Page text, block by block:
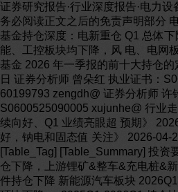
证券研究报告·行业深度报告·电力设备 东吴证券研究所 1 / 19 请务必阅读正文之后的免责声明部分 电力设备行业深度报告 26Q1 基金持仓深度：电新重仓 Q1 总体下降， 电动车、光伏、储能、工控板块均下降，风 电、电网板块上升 ——基于 13680 支基金 2026 年一季报的前十大持仓的定量分析 2026 年 04 月 27 日 证券分析师 曾朵红 执业证书：S0600516080001 021-60199793 zengdh@ 证券分析师 许钧赫 执业证书：S0600525090005 xujunhe@ 行业走势 相关研究 《锂电景气持续向好、Q1 业绩亮眼超 预期》 2026-04-27 《锂电景气持续向好，钠电和固态值 关注》 2026-04-20 增持（维持） [Table_Tag] [Table_Summary] 投资要点 ◼ 新能源汽车：总体持仓下降，上游锂矿&整车&充电桩&新技术上升， 中游&核心零部件持仓下降 新能源汽车板块 2026Q1 持仓占总市值比重为 %，环比下降 。 2025Q1-2026Q1 持仓比例分别为 %、%、%、%、%。1） 上游锂矿 2026Q1 整体持仓上升 至 %；2）中游持仓整体下降 至 %，正极、负极、隔膜、六氟磷酸锂及电解液、添加剂、铝箔、铜箔持 仓上升，电池、结构件持仓下降；3）整车、充电桩 2026Q1 持仓上升，核心零 部件持仓下降；4）新技术板块 2026Q1 下降 至 %，钠电池持仓下 降，复合集流体持仓上涨。 ◼ 新能源：光伏下降，风电、核电上升 光伏板块 2026Q1 持仓占总市值比重环比下降至 %，环比 ， 2025Q1-2026Q1 持仓比例分别 %、%、%、%、%。电池持 仓上升，硅料、硅片、组件、逆变器持仓下降。1）硅料环节下降 ；2） 硅片环节下降 ；3）电池上升 ；4）一体化组件下降 ；5） 逆变器环节下降 ；6）辅材环节：胶膜、EPC、银浆、石英坩埚上升， 玻璃、支架、设备、金刚线下降。 风电板块 2026Q1 持仓占总市值比重环比上升至 %（+），2025Q1- 2026Q1 分别 %、%、%、%、%。1）整机环节上升 ； 2）塔筒&海桩环节上升 ；3）海缆环节上升 ；4）铸锻件、结构 件环节上升 ;5）轴承、滚子环比下降 ；6）叶片及材料环节上升 。 核电板块 2026Q1 持仓占总市值比重环比上升至 %（+），2025Q1- 2026Q1 持仓比例分别为 %、%、%、%、%。 ◼ 工控&电力设备：工控板块持仓下降，电力设备持仓上升 工控&电力电子板块总体 2026Q1 持仓占总市值比重为 %，环比下降 。2025Q1-2026Q1 持仓比例分别为 %、%、%、%、%。 电力设备板块总体 2026Q1 持仓占总市值比重为 %，环比上升 。 2025Q1-2026Q1 持仓比例分别为 %、%、%、%、%。 ◼ 储能：总体持仓下降，新型储能上升，PCS&便携式储能&温控/消防& 集成/EPC 下降 储能板块总体持仓占总市值比重为 %，环比。2025Q1-2026Q1 持 仓比例分别为 %、%、%、%、%。1）储能电池 2026Q1 整 体持仓环比下降 至 %；2）PCS 2026Q1 整体下降 至 %； 3）温控/消防 2026Q1 下降 至 %；4）集成/EPC/运营 2026Q1 下降 至 %；5）新型储能 2026Q1 上升 至 %，便携式储能下 降 至 % ◼ 风险提示：股市波动风险，宏观经济波动风险，政策变动风险。本报告仅对 基金一季报客观数据分析点评，所涉及股票、行业不构成投资建议。 注：如非特殊注明，本文上升、下降均为环比数据 0% 8% 16% 24% 32% 40% 48% 56% 64% 72% 80% 2025-4-28 2025-8-26 2025-12-24 2026-4-23 电力设备 沪深300 请务必阅读正文之后的免责声明部分 行业深度报告 东吴证券研究所 2 / 19 内容目录 1. 前言 ...................................................................................................................................................... 4 2. 电新整体持仓分析：电新重仓市值在基金全部重仓市值的比例环比下降 至 % .. 4 3. 电新子行业持仓分析：电网、风电板块上升，电动车、光伏、工控、储能、板块下降 .......... 5 . 新能源汽车：总体持仓下降，上游锂矿&整车&充电桩&新技术上升，中游&核心零部 件持仓下降......................................................................................................................................... 7 . 上游锂矿 2026Q1 整体持仓上升 至 % ...................................................... 7 . 中游板块持仓整体下降 至 %，正极、负极、隔膜、六氟磷酸锂及电解 液、添加剂、铝箔、铜箔持仓上升，电池、结构件持仓下降.............................................. 7 . 整车、充电桩 2026Q1 持仓上升，核心零部件持仓下降 ............................................ 8 . 新技术板块 2026Q1 下降 至 %，钠电池持仓下降，复合集流体持仓上 涨.................................................................................................................................................. 8 . 新能源：光伏下降，风电、核电上升..................................................................................... 9 . 光伏板块 2026Q1 持仓占总市值比重环比下降至 %，环比 ................... 9 . 风电板块 2026Q1 持仓占总市值比重环比上升至 %（+） .................... 10 . 核电板块 2026Q1 持仓占总市值比重环比上升至 %（+） .................... 10 . 工控&电力设备：工控板块持仓下降，电力设备持仓上升 ............................................... 11 . 工控&电力电子板块总体 2026Q1 持仓占总市值比重为 %，环比下降 .................................................................................................................................................... 11 . 电力设备板块总体 2026Q1 持仓占总市值比重为 %，环比上升 ......... 11 . 储能：总体持仓下降，新型储能上升，PCS&便携式储能&温控/消防&集成/EPC 下降 12 . 储能电池 2026Q1 整体持仓环比下降 至 %， PCS 2026Q1 整体下降 至 % ....................................................................................................................... 13 . 温控/消防 2026Q1 下降 至 % ................................................................... 13 . 集成/EPC/运营 2026Q1 下降 至 % ........................................................... 13 . 新型储能 2026Q1 上升 至 %，便携式储能下降 至 % ....... 13 4. 电新个股的基金持仓环比增速前十持股占总市值分析 ................................................................ 14 . 2026Q1 基金持仓环比增速前十 .............................................................................................. 14 . 2026Q1 基金持仓市值前十 ...................................................................................................... 14 . 2026Q1 基金持仓降幅前十 ...................................................................................................... 15 . 2026Q1 基金持仓市值占总市值比例前十 .............................................................................. 15 5. 电新各板块海外持仓分析 ................................................................................................................ 16 6. 风险提示 ............................................................................................................................................ 18 请务必阅读正文之后的免责声明部分 行业深度报告 东吴证券研究所 3 / 19 图表目录 图 1： 基金前十大重仓的持股比例情况............................................................................................... 5 图 2： 基金前十大重仓的持股比例....................................................................................................... 5 图 3： 电新子行业拆分框架................................................................................................................... 6 图 4： 各板块前十大重仓的持股比例................................................................................................... 7 图 5： 新能源汽车板块前十大重仓占股票总市值趋势....................................................................... 8 图 6： 新能源汽车板块中，锂电池中游子板块前十大重仓占股票总市值趋势............................... 9 图 7： 新能源板块前十大重仓占股票总市值趋势............................................................................. 11 图 8： 电力设备及工控板块前十大重仓占股票总市值趋势............................................................. 12 图 9： 储能板块前十大重仓占股票总市值趋势................................................................................. 14 图 10： 电新重点个股持仓分析（前十基金持仓比例）................................................................... 16 图 11： 电新板块海外持仓占自由流通股市值趋势